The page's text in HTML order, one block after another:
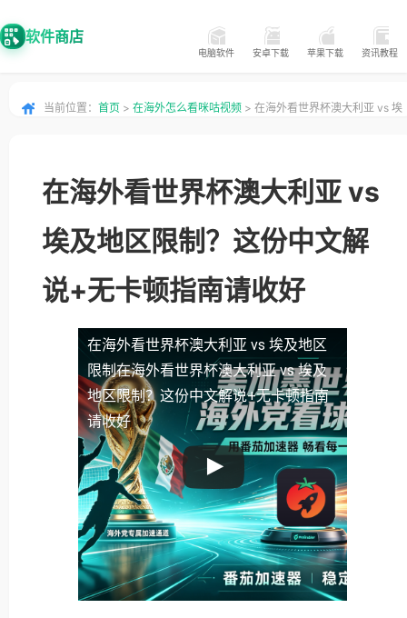
软件商店
电脑软件 安卓下载 苹果下载 资讯教程
当前位置： 首页 > 在海外怎么看咪咕视频 > 在海外看世界杯澳大利亚 vs 埃
在海外看世界杯澳大利亚 vs
埃及地区限制？这份中文解
说+无卡顿指南请收好
在海外看世界杯澳大利亚 vs 埃及地区
限制在海外看世界杯澳大利亚 vs 埃及
地区限制？这份中文解说+无卡顿指南
请收好